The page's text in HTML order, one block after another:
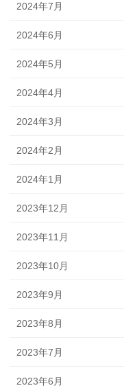
2024年7月
2024年6月
2024年5月
2024年4月
2024年3月
2024年2月
2024年1月
2023年12月
2023年11月
2023年10月
2023年9月
2023年8月
2023年7月
2023年6月